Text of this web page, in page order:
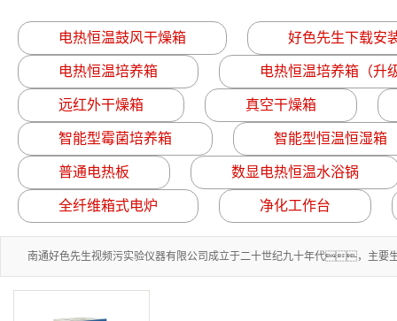
电热恒温鼓风干燥箱 好色先生下载安
电热恒温培养箱 电热恒温培养箱（升
远红外干燥箱 真空干燥箱
智能型霉菌培养箱 智能型恒温恒湿箱
普通电热板 数显电热恒温水浴锅
全纤维箱式电炉 净化工作台
南通好色先生视频污实验仪器有限公司成立于二十世纪九十年代，